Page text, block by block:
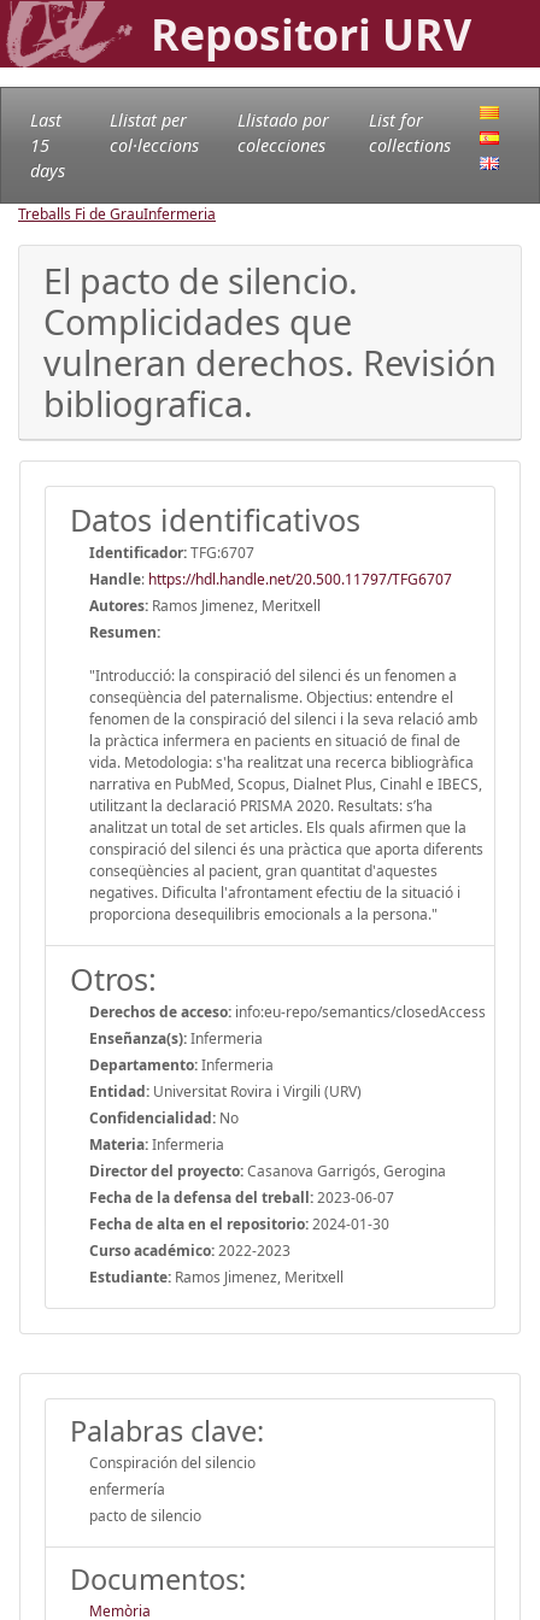
Repositori URV
Last
15
days
Llistat per
col·leccions
Llistado por
colecciones
List for
collections
Treballs Fi de GrauInfermeria
El pacto de silencio.
Complicidades que
vulneran derechos. Revisión
bibliografica.
Datos identificativos
Identificador:TFG:6707
Handle: https://hdl.handle.net/20.500.11797/TFG6707
Autores: Ramos Jimenez, Meritxell
Resumen:
"Introducció: la conspiració del silenci és un fenomen a
conseqüència del paternalisme. Objectius: entendre el
fenomen de la conspiració del silenci i la seva relació amb
la pràctica infermera en pacients en situació de final de
vida. Metodologia: s'ha realitzat una recerca bibliogràfica
narrativa en PubMed, Scopus, Dialnet Plus, Cinahl e IBECS,
utilitzant la declaració PRISMA 2020. Resultats: s’ha
analitzat un total de set articles. Els quals afirmen que la
conspiració del silenci és una pràctica que aporta diferents
conseqüències al pacient, gran quantitat d'aquestes
negatives. Dificulta l'afrontament efectiu de la situació i
proporciona desequilibris emocionals a la persona."
Otros:
Derechos de acceso: info:eu-repo/semantics/closedAccess
Enseñanza(s):Infermeria
Departamento:Infermeria
Entidad: Universitat Rovira i Virgili (URV)
Confidencialidad: No
Materia:Infermeria
Director del proyecto:Casanova Garrigós, Gerogina
Fecha de la defensa del treball:2023-06-07
Fecha de alta en el repositorio:2024-01-30
Curso académico:2022-2023
Estudiante: Ramos Jimenez, Meritxell
Palabras clave:
Conspiración del silencio
enfermería
pacto de silencio
Documentos:
Memòria